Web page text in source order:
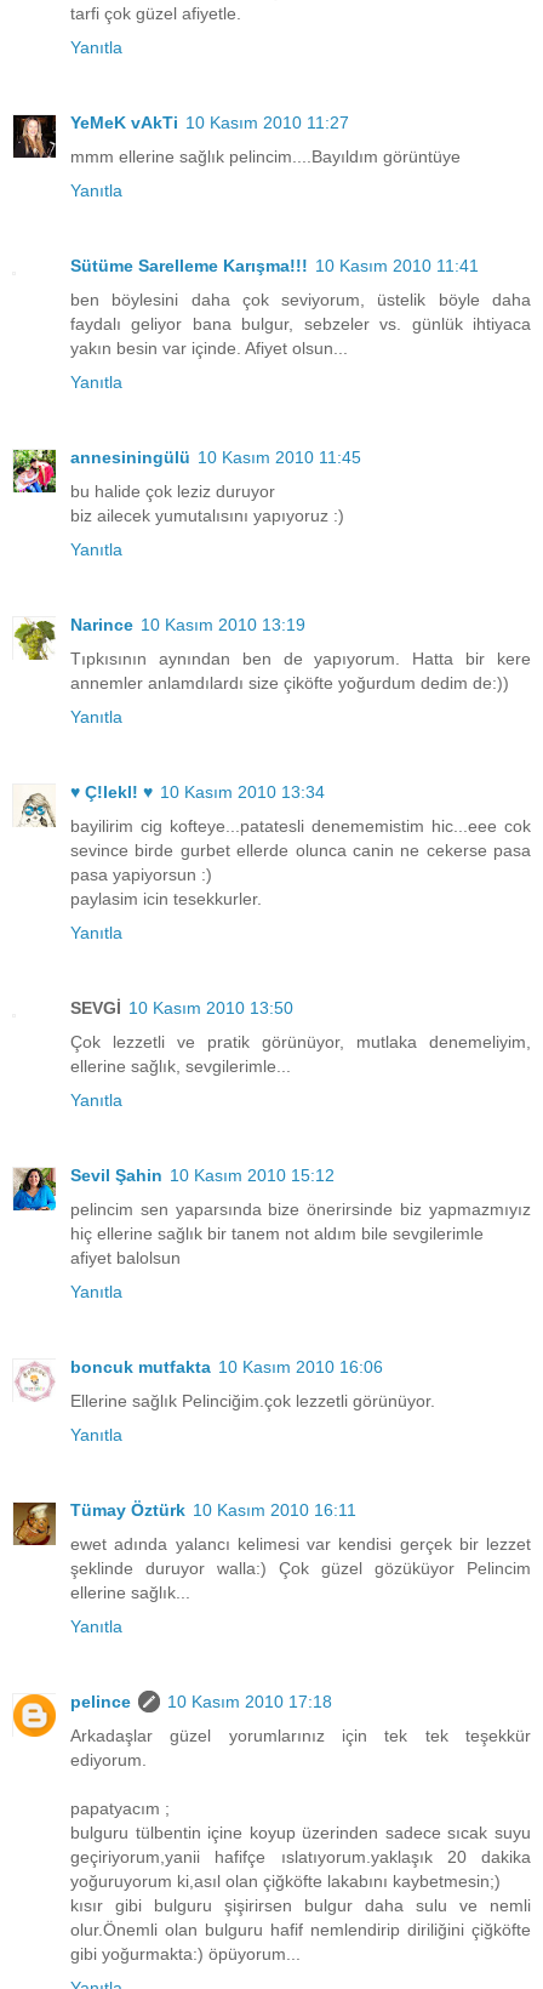
tarfi çok güzel afiyetle.
Yanıtla
YeMeK vAkTi 10 Kasım 2010 11:27
mmm ellerine sağlık pelincim....Bayıldım görüntüye
Yanıtla
Sütüme Sarelleme Karışma!!! 10 Kasım 2010 11:41
ben böylesini daha çok seviyorum, üstelik böyle daha
faydalı geliyor bana bulgur, sebzeler vs. günlük ihtiyaca
yakın besin var içinde. Afiyet olsun...
Yanıtla
annesiningülü 10 Kasım 2010 11:45
bu halide çok leziz duruyor
biz ailecek yumutalısını yapıyoruz :)
Yanıtla
Narince 10 Kasım 2010 13:19
Tıpkısının aynından ben de yapıyorum. Hatta bir kere
annemler anlamdılardı size çiköfte yoğurdum dedim de:))
Yanıtla
♥ Ç!lekl! ♥ 10 Kasım 2010 13:34
bayilirim cig kofteye...patatesli denememistim hic...eee cok
sevince birde gurbet ellerde olunca canin ne cekerse pasa
pasa yapiyorsun :)
paylasim icin tesekkurler.
Yanıtla
SEVGİ 10 Kasım 2010 13:50
Çok lezzetli ve pratik görünüyor, mutlaka denemeliyim,
ellerine sağlık, sevgilerimle...
Yanıtla
Sevil Şahin 10 Kasım 2010 15:12
pelincim sen yaparsında bize önerirsinde biz yapmazmıyız
hiç ellerine sağlık bir tanem not aldım bile sevgilerimle
afiyet balolsun
Yanıtla
boncuk mutfakta 10 Kasım 2010 16:06
Ellerine sağlık Pelinciğim.çok lezzetli görünüyor.
Yanıtla
Tümay Öztürk 10 Kasım 2010 16:11
ewet adında yalancı kelimesi var kendisi gerçek bir lezzet
şeklinde duruyor walla:) Çok güzel gözüküyor Pelincim
ellerine sağlık...
Yanıtla
pelince
10 Kasım 2010 17:18
Arkadaşlar güzel yorumlarınız için tek tek teşekkür
ediyorum.
papatyacım ;
bulguru tülbentin içine koyup üzerinden sadece sıcak suyu
geçiriyorum,yanii hafifçe ıslatıyorum.yaklaşık 20 dakika
yoğuruyorum ki,asıl olan çiğköfte lakabını kaybetmesin;)
kısır gibi bulguru şişirirsen bulgur daha sulu ve nemli
olur.Önemli olan bulguru hafif nemlendirip diriliğini çiğköfte
gibi yoğurmakta:) öpüyorum...